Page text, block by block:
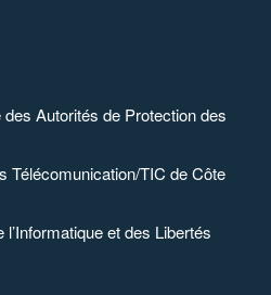
Autorités de Protection des
Télécomunication/TIC de Côte
et des Libertés